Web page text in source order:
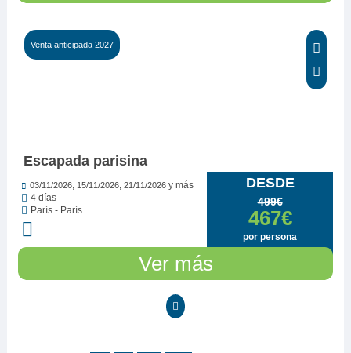
Venta anticipada 2027
DESDE
499€
467€
por persona
Escapada parisina
03/11/2026, 15/11/2026, 21/11/2026 y más
4 días
París - París
Ver más